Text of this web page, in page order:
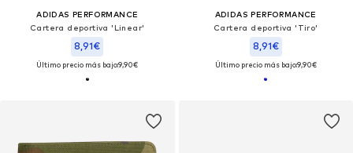
ADIDAS PERFORMANCE
Cartera deportiva 'Linear'
8,91€
Último precio más bajo:9,90€
ADIDAS PERFORMANCE
Cartera deportiva 'Tiro'
8,91€
Último precio más bajo:9,90€